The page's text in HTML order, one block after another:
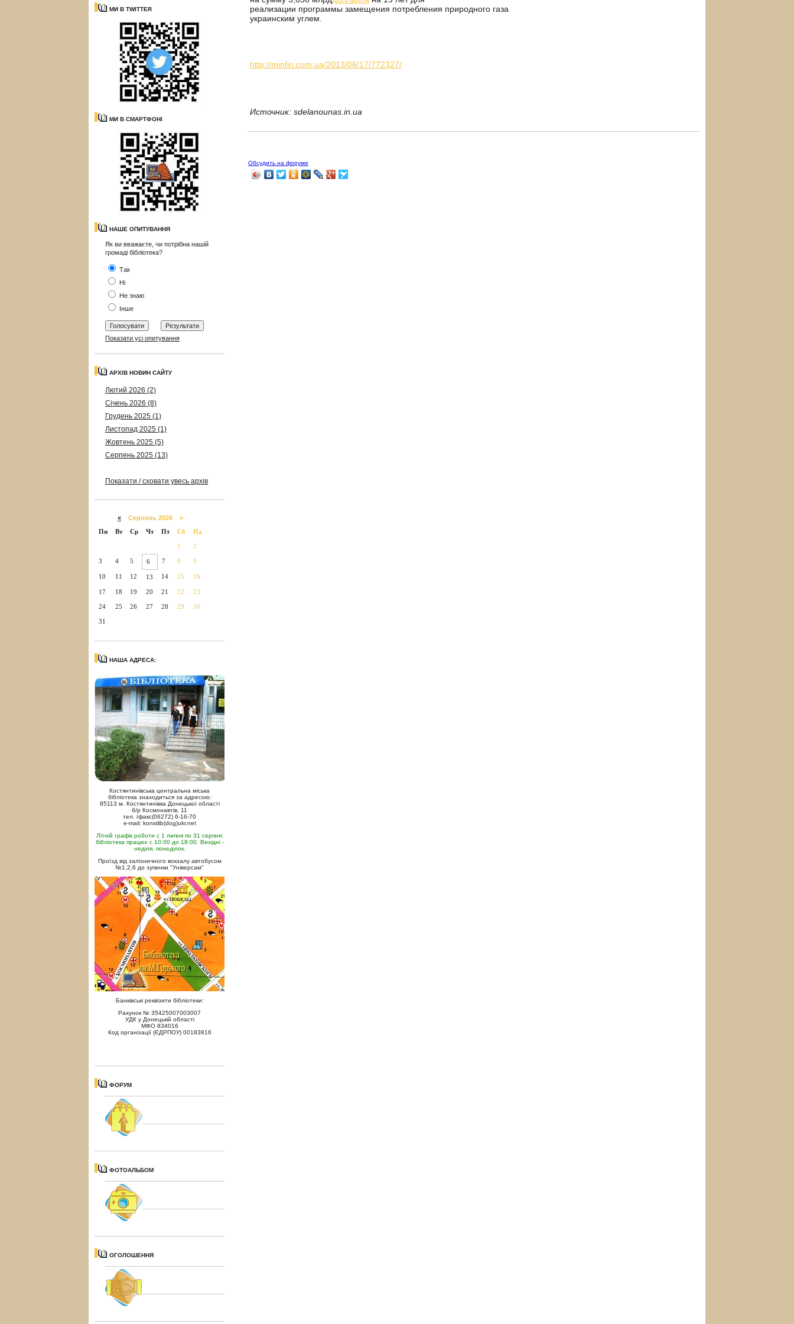
МИ В TWITTER
МИ В СМАРТФОНІ
НАШЕ ОПИТУВАННЯ
Як ви вважаєте, чи потрібна нашій
громаді бібліотека?
Так
Ні
Не знаю
Інше
Показати усі опитування
АРХІВ НОВИН САЙТУ
Лютий 2026 (2)
Січень 2026 (8)
Грудень 2025 (1)
Листопад 2025 (1)
Жовтень 2025 (5)
Серпень 2025 (13)
Показати / сховати увесь архів
« Серпень 2026 »
Пн
Вт Ср Чт Пт Сб Нд
1 2
3 4 5 6 7 8 9
10 11 12 13 14 15 16
17 18 19 20 21 22 23
24 25 26 27 28 29 30
31
НАША АДРЕСА:
Костянтинівська центральна міська
бібліотека знаходиться за адресою:
85113 м. Костянтинівка Донецької області
б/р Космонавтів, 11
тел. /факс(06272) 6-16-70
e-mail: konstlib(dog)ukr.net
Літній графік роботи с 1 липня по 31 серпня:
бібліотека працює с 10:00 до 18:00. Вихідні -
неділя, понеділок.
Проїзд від залізничного вокзалу автобусом
№1,2,6 до зупинки "Універсам"
Банківські реквізити бібліотеки:
Рахунок № 35425007003007
УДК у Донецькій області
МФО 834016
Код організації (ЄДРПОУ) 00183816
ФОРУМ
ФОТОАЛЬБОМ
ОГОЛОШЕННЯ
реализации программы замещения потребления природного газа
украинским углем.
http://minfin.com.ua/2013/06/17/772327/
Источник: sdelanounas.in.ua
Обсудить на форуме